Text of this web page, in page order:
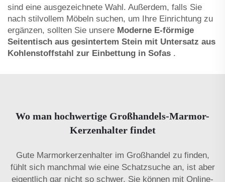
sind eine ausgezeichnete Wahl. Außerdem, falls Sie
nach stilvollem Möbeln suchen, um Ihre Einrichtung zu
ergänzen, sollten Sie unsere Moderne E-förmige
Seitentisch aus gesintertem Stein mit Untersatz aus
Kohlenstoffstahl zur Einbettung in Sofas .
Wo man hochwertige Großhandels-Marmor-
Kerzenhalter findet
Gute Marmorkerzenhalter im Großhandel zu finden,
fühlt sich manchmal wie eine Schatzsuche an, ist aber
eigentlich gar nicht so schwer. Sie können mit Online-